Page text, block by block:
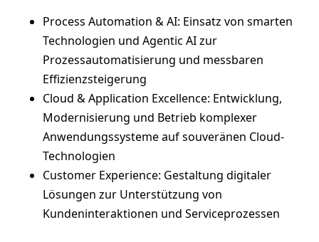
Process Automation & AI: Einsatz von smarten
Technologien und Agentic AI zur
Prozessautomatisierung und messbaren
Effizienzsteige­rung
Cloud & Application Excellence: Entwicklung,
Modernisierung und Betrieb komplexer
Anwendungssysteme auf souveränen Cloud-
Technologien
Customer Experience: Gestaltung digitaler
Lösungen zur Unterstützung von
Kundeninteraktionen und Serviceprozessen